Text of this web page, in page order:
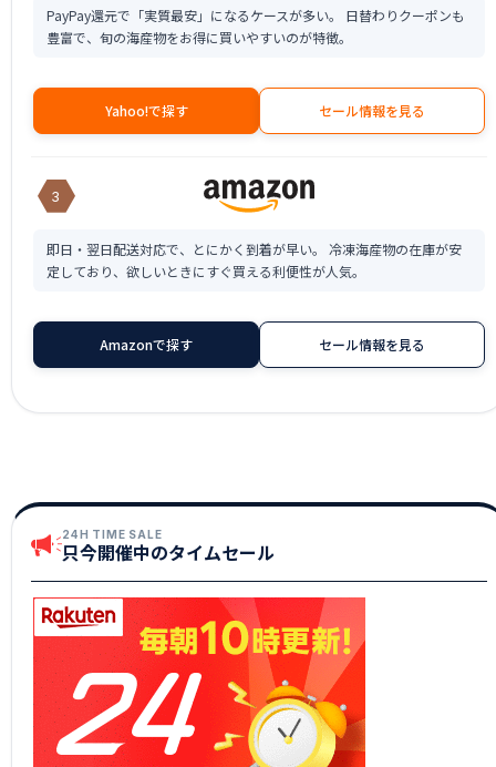
PayPay還元で「実質最安」になるケースが多い。 日替わりクーポンも
豊富で、旬の海産物をお得に買いやすいのが特徴。
Yahoo!で探す セール情報を見る
3
即日・翌日配送対応で、とにかく到着が早い。 冷凍海産物の在庫が安
定しており、欲しいときにすぐ買える利便性が人気。
Amazonで探す セール情報を見る
24H TIME SALE
只今開催中のタイムセール